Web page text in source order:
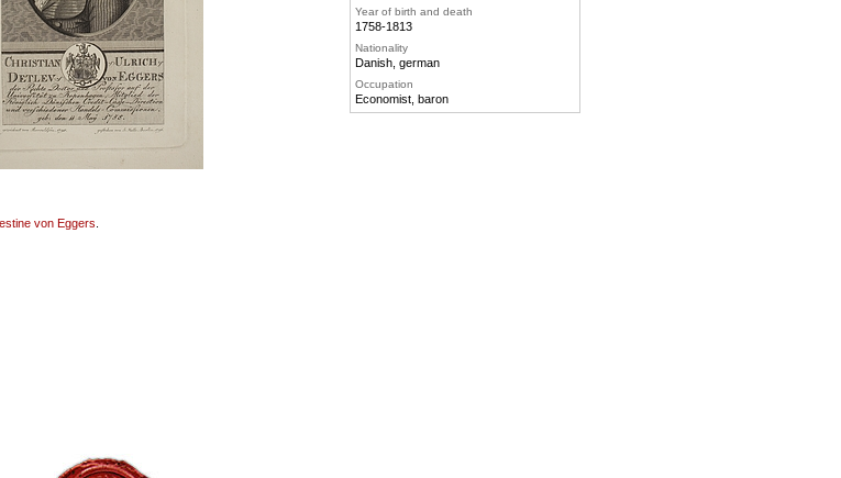
von Eggers
Year of birth and death
1758-1813
Nationality
Danish, german
Occupation
Economist, baron